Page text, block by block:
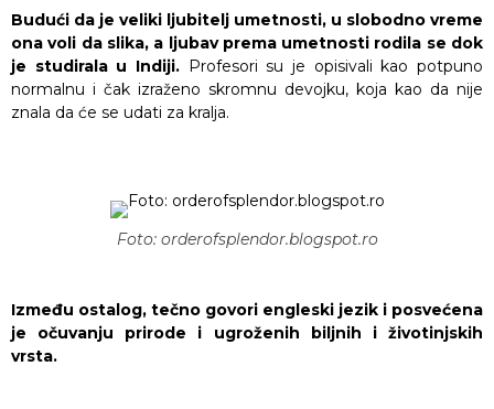
Budući da je veliki ljubitelj umetnosti, u slobodno vreme
ona voli da slika, a ljubav prema umetnosti rodila se dok
je studirala u Indiji. Profesori su je opisivali kao potpuno
normalnu i čak izraženo skromnu devojku, koja kao da nije
znala da će se udati za kralja.
Foto: orderofsplendor.blogspot.ro
Između ostalog, tečno govori engleski jezik i posvećena
je očuvanju prirode i ugroženih biljnih i životinjskih
vrsta.